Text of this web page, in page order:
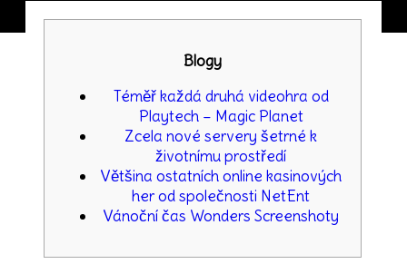
Blogy
Téměř každá druhá videohra od
Playtech – Magic Planet
Zcela nové servery šetrné k
životnímu prostředí
Většina ostatních online kasinových
her od společnosti NetEnt
Vánoční čas Wonders Screenshoty